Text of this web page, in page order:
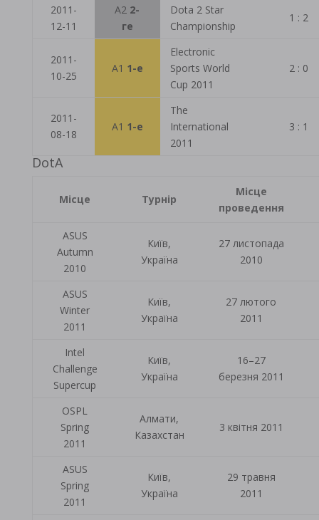
2011-
12-11
A2 2-
ге
Dota 2 Star
Championship
1 : 2
2011-
10-25
A1 1-е
Electronic
Sports World
Cup 2011
2 : 0
2011-
08-18
A1 1-е
The
International
2011
3 : 1
DotA
Місце Турнір
Місце
проведення
ASUS
Autumn
2010
Київ,
Україна
27 листопада
2010
ASUS
Winter
2011
Київ,
Україна
27 лютого
2011
Intel
Challenge
Supercup
Київ,
Україна
16–27
березня 2011
OSPL
Spring
2011
Алмати,
Казахстан
3 квітня 2011
ASUS
Spring
2011
Київ,
Україна
29 травня
2011